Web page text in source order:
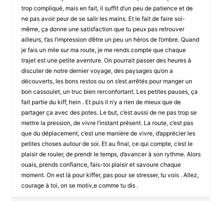
trop compliqué, mais en fait, il suffit d’un peu de patience et de
ne pas avoir peur de se salir les mains. Et le fait de faire soi-
même, ça donne une satisfaction que tu peux pas retrouver
ailleurs, t’as l’impression d’être un peu un héros de l’ombre. Quand
je fais un mile sur ma route, je me rends compte que chaque
trajet est une petite aventure. On pourrait passer des heures à
discuter de notre dernier voyage, des paysages qu’on a
découverts, les bons restos ou on s’est arrêtés pour manger un
bon cassoulet, un truc bien rerconfortant. Les petites pauses, ça
fait partie du kiff, hein . Et puis il n’y a rien de mieux que de
partager ça avec des potes. Le but, c’est aussi de ne pas trop se
mettre la pression, de vivre l’instant présent. La route, c’est pas
que du déplacement, c’est une manière de vivre, d’apprécier les
petites choses autour de soi. Et au final, ce qui compte, c’est le
plaisir de rouler, de prendr le temps, d’avancer à son rythme. Alors
ouais, prends confiance, fais-toi plaisir et savoure chaque
moment. On est là pour kiffer, pas pour se stresser, tu vois . Allez,
courage à toi, on se motiv,e comme tu dis .